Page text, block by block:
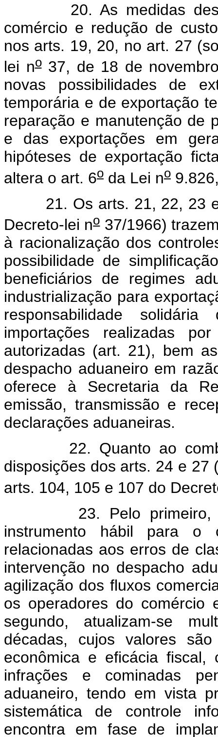
20. As medidas
comércio e redução de
nos arts. 19, 20, no art. 27
lei no37, de 18 de
novas possibilidades de
temporária e de exportação
reparação e manutenção de
e das exportações em
hipóteses de exportação
altera o art. 6o da Lei no
21. Os arts. 21, 22, 23 e
Decreto-lei no37/1966)
à racionalização dos
possibilidade de
beneficiários de regimes
industrialização para
responsabilidade
importações realizadas
autorizadas (art. 21), bem
despacho aduaneiro em
oferece à Secretaria da
emissão, transmissão e
declarações aduaneiras.
22. Quanto ao
disposições dos arts. 24 e 27
arts. 104, 105 e 107 do
23. Pelo primeiro,
instrumento hábil para o
relacionadas aos erros de
intervenção no despacho
agilização dos fluxos
os operadores do
segundo, atualizam-se
décadas, cujos valores
econômica e eficácia fiscal,
infrações e cominadas
aduaneiro, tendo em vista
sistemática de controle
encontra em fase de